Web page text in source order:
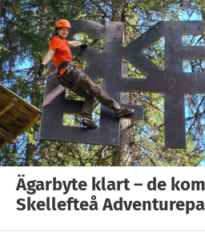
Ägarbyte klart – de
Skellefteå